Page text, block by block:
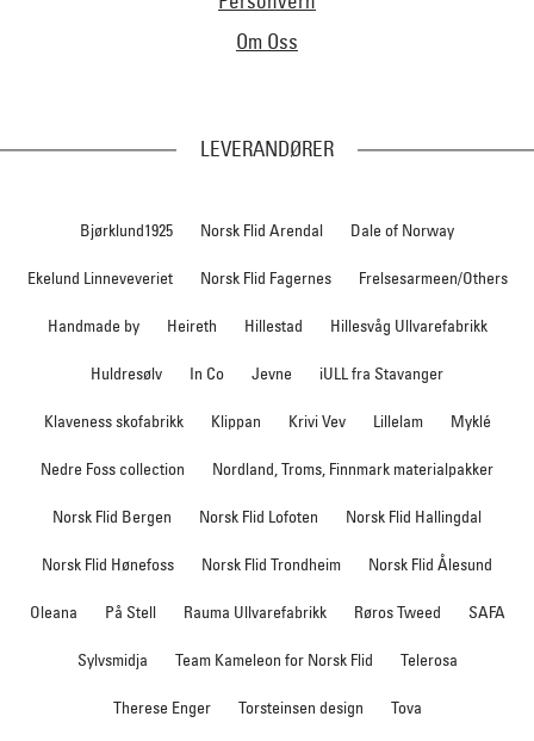
Om Oss
LEVERANDØRER
Bjørklund1925 Norsk Flid Arendal Dale of Norway
Ekelund Linneveveriet Norsk Flid Fagernes Frelsesarmeen/Others
Handmade by Heireth Hillestad Hillesvåg Ullvarefabrikk
Huldresølv In Co Jevne iULL fra Stavanger
Klaveness skofabrikk Klippan Krivi Vev Lillelam Myklé
Nedre Foss collection Nordland, Troms, Finnmark materialpakker
Norsk Flid Bergen Norsk Flid Lofoten Norsk Flid Hallingdal
Norsk Flid Hønefoss Norsk Flid Trondheim Norsk Flid Ålesund
Oleana På Stell Rauma Ullvarefabrikk Røros Tweed SAFA
Sylvsmidja Team Kameleon for Norsk Flid Telerosa
Therese Enger Torsteinsen design Tova